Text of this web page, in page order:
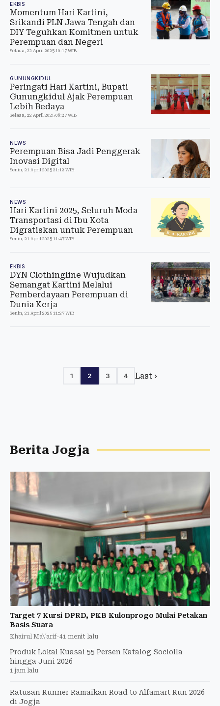
EKBIS
Momentum Hari Kartini,
Srikandi PLN Jawa Tengah dan
DIY Teguhkan Komitmen untuk
Perempuan dan Negeri
Selasa, 22 April 2025 10:17 WIB
GUNUNGKIDUL
Peringati Hari Kartini, Bupati
Gunungkidul Ajak Perempuan
Lebih Bedaya
Selasa, 22 April 2025 06:27 WIB
NEWS
Perempuan Bisa Jadi Penggerak
Inovasi Digital
Senin, 21 April 2025 21:12 WIB
NEWS
Hari Kartini 2025, Seluruh Moda
Transportasi di Ibu Kota
Digratiskan untuk Perempuan
Senin, 21 April 2025 11:47 WIB
EKBIS
DYN Clothingline Wujudkan
Semangat Kartini Melalui
Pemberdayaan Perempuan di
Dunia Kerja
Senin, 21 April 2025 11:27 WIB
1 2 3 4 Last ›
Berita Jogja
Target 7 Kursi DPRD, PKB Kulonprogo Mulai Petakan
Basis Suara
Khairul Ma\'arif-41 menit lalu
Produk Lokal Kuasai 55 Persen Katalog Sociolla
hingga Juni 2026
1 jam lalu
Ratusan Runner Ramaikan Road to Alfamart Run 2026
di Jogja